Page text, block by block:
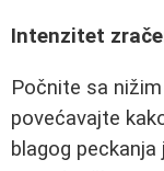
Intenzitet
Počnite sa
povećavajte
blagog peckanja